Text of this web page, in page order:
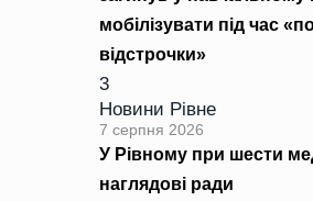
мобілізувати під час
відстрочки»
3
Новини Рівне
7 серпня 2026
У Рівному при шести
наглядові ради